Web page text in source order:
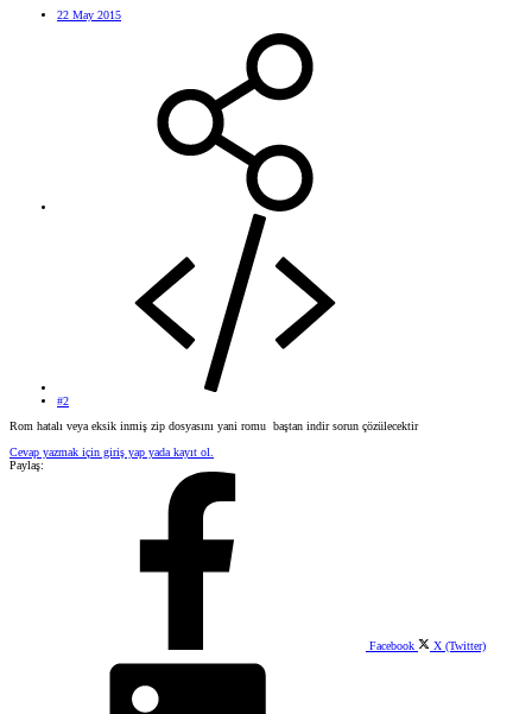
22 May 2015
#2
Rom hatalı veya eksik inmiş zip dosyasını yani romu baştan indir sorun çözülecektir
Cevap yazmak için giriş yap yada kayıt ol.
Paylaş:
Facebook X (Twitter)